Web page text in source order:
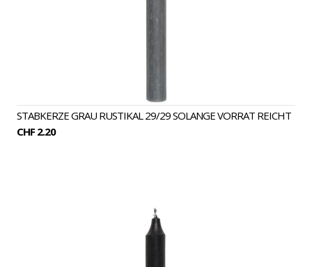
STABKERZE GRAU RUSTIKAL 29/29 SOLANGE VORRAT REICHT
CHF 2.20